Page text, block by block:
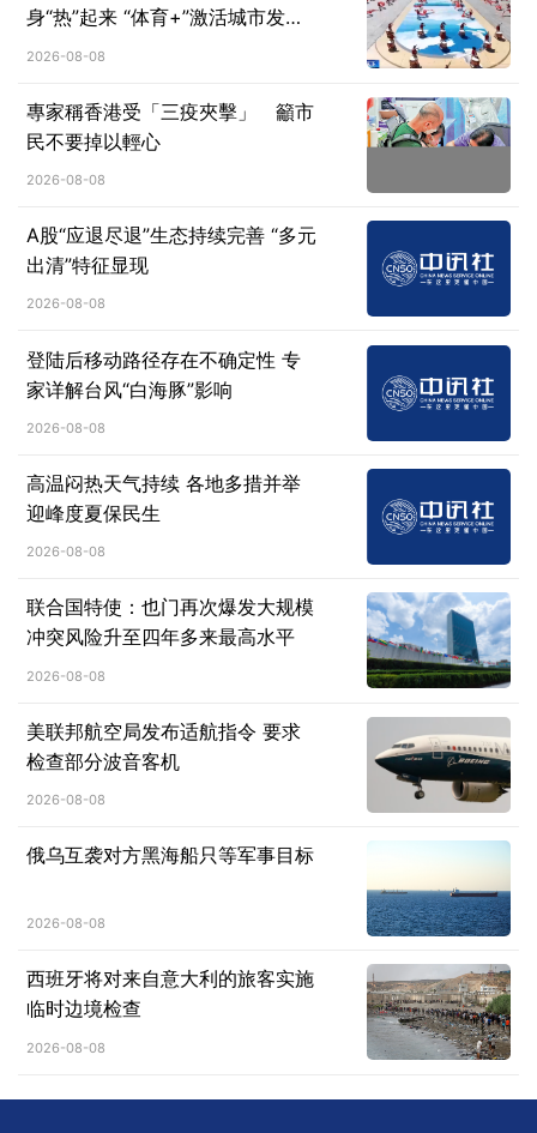
身“热”起来 “体育+”激活城市发展
新动能
2026-08-08
專家稱香港受「三疫夾擊」 籲市
民不要掉以輕心
2026-08-08
A股“应退尽退”生态持续完善 “多元
出清”特征显现
2026-08-08
登陆后移动路径存在不确定性 专
家详解台风“白海豚”影响
2026-08-08
高温闷热天气持续 各地多措并举
迎峰度夏保民生
2026-08-08
联合国特使：也门再次爆发大规模
冲突风险升至四年多来最高水平
2026-08-08
美联邦航空局发布适航指令 要求
检查部分波音客机
2026-08-08
俄乌互袭对方黑海船只等军事目标
2026-08-08
西班牙将对来自意大利的旅客实施
临时边境检查
2026-08-08